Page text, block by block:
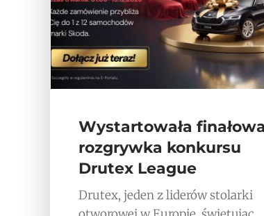
Wystartowała finałowa
rozgrywka konkursu
Drutex League
Drutex, jeden z liderów stolarki